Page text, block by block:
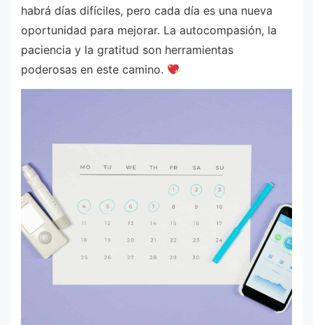
habrá días difíciles, pero cada día es una nueva
oportunidad para mejorar. La autocompasión, la
paciencia y la gratitud son herramientas
poderosas en este camino.